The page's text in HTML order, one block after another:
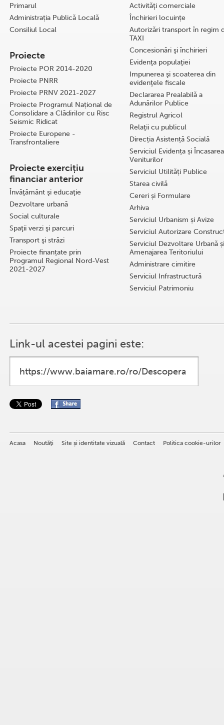
Primarul
Administrația Publică Locală
Consiliul Local
Proiecte
Proiecte POR 2014-2020
Proiecte PNRR
Proiecte PRNV 2021-2027
Proiecte Programul Național de
Consolidare a Clădirilor cu Risc
Seismic Ridicat
Proiecte Europene -
Transfrontaliere
Proiecte exercițiu
financiar anterior
Învăţământ şi educaţie
Dezvoltare urbană
Social culturale
Spaţii verzi şi parcuri
Transport şi străzi
Proiecte finanțate prin
Programul Regional Nord-Vest
2021-2027
Activităţi comerciale
Închirieri locuințe
Autorizări transport în regim
TAXI
Concesionări şi închirieri
Evidenţa populaţiei
Impunerea şi scoaterea din
evidenţele fiscale
Declararea Prealabilă a
Adunărilor Publice
Registrul Agricol
Relaţii cu publicul
Direcția Asistență Socială
Serviciul Evidența și Încasarea
Veniturilor
Serviciul Utilități Publice
Starea civilă
Cereri și Formulare
Arhiva
Serviciul Urbanism și Avize
Serviciul Autorizare
Serviciul Dezvoltare Urbană și
Amenajarea Teritoriului
Administrare cimitire
Serviciul Infrastructură
Serviciul Patrimoniu
Link-ul acestei pagini este:
Acasa Noutăţi Site și identitate vizuală Contact Politica cookie-urilor